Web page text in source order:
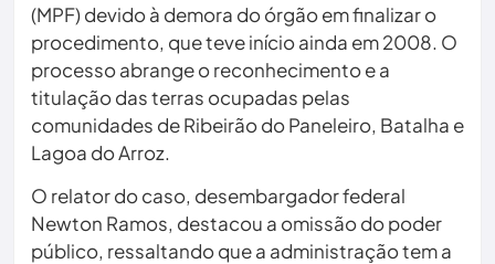
(MPF) devido à demora do órgão em finalizar o
procedimento, que teve início ainda em 2008. O
processo abrange o reconhecimento e a
titulação das terras ocupadas pelas
comunidades de Ribeirão do Paneleiro, Batalha e
Lagoa do Arroz.
O relator do caso, desembargador federal
Newton Ramos, destacou a omissão do poder
público, ressaltando que a administração tem a